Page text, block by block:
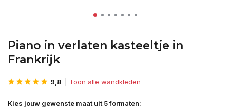
Piano in verlaten kasteeltje in
Frankrijk
9,8 Toon alle wandkleden
Kies jouw gewenste maat uit 5 formaten: